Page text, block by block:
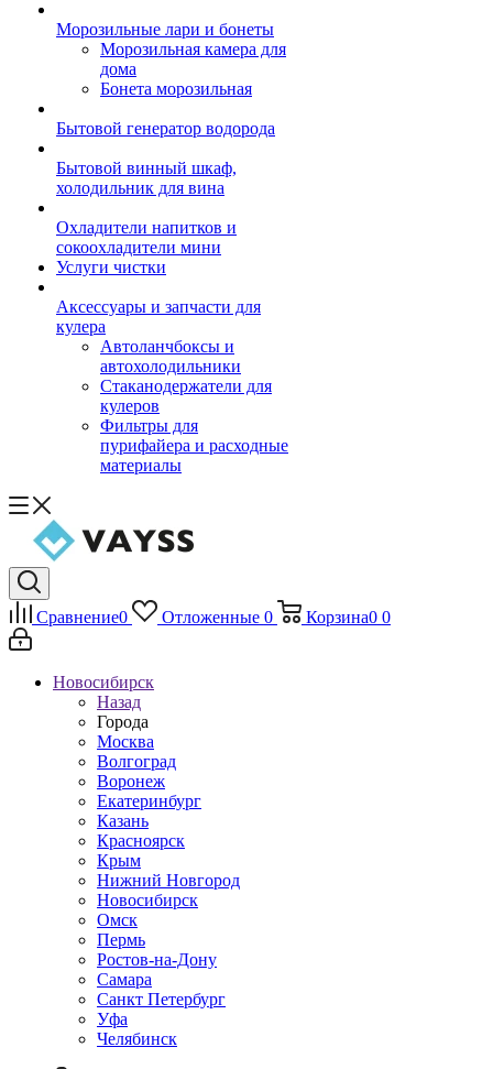
Морозильные лари и бонеты
Морозильная камера для
дома
Бонета морозильная
Бытовой генератор водорода
Бытовой винный шкаф,
холодильник для вина
Охладители напитков и
сокоохладители мини
Услуги чистки
Аксессуары и запчасти для
кулера
Автоланчбоксы и
автохолодильники
Стаканодержатели для
кулеров
Фильтры для
пурифайера и расходные
материалы
Сравнение0 Отложенные 0 Корзина0 0
Новосибирск
Назад
Города
Москва
Волгоград
Воронеж
Екатеринбург
Казань
Красноярск
Крым
Нижний Новгород
Новосибирск
Омск
Пермь
Ростов-на-Дону
Самара
Санкт Петербург
Уфа
Челябинск